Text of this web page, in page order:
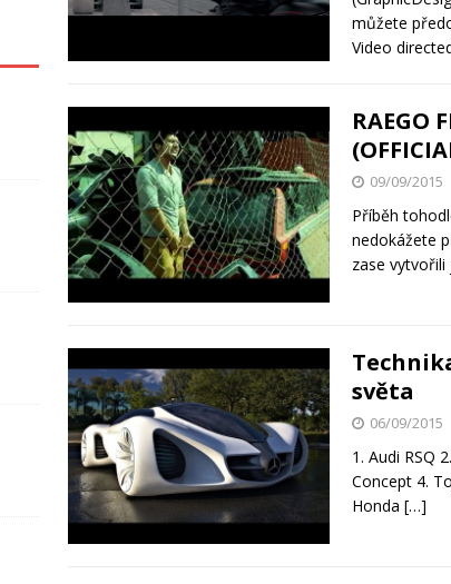
můžete
Video
RAEGO
09/09/2015
Příběh
nedokážete
zase
světa
06/09/2015
1. Audi RSQ
Concept 4.
Honda […]